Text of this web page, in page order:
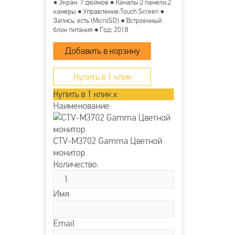
● Экран: 7 дюймов ● Каналы:2 панели,2
камеры ● Управление:Touch Screen ●
Запись: есть (MicroSD) ● Встроенный
блок питания ● Год: 2018
Купить в 1 клик
Купить в 1 клик x
Наименование:
CTV-M3702 Gamma Цветной
монитор
Количество:
Имя
Email